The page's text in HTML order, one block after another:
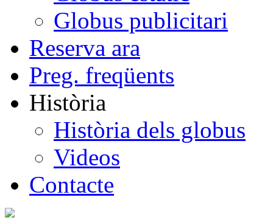
Globus publicitari
Reserva ara
Preg. freqüents
Història
Història dels globus
Videos
Contacte